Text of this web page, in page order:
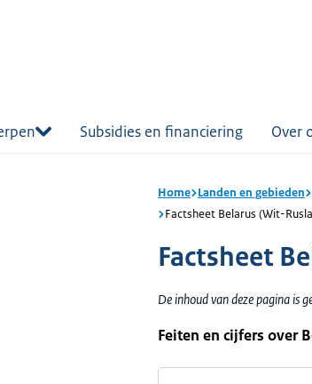
Subsidies en financiering Over
Home Landen en gebieden
Factsheet Belarus (Wit-
Factsheet
De inhoud van deze pagina is
Feiten en cijfers over